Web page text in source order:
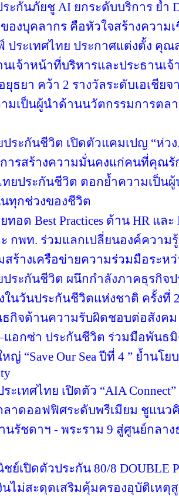
ะกันภัยชู AI ยกระดับบริการ ย้ำ
องบุคลากร คือหัวใจสร้างความ
ประเทศไทย ประกาศแต่งตั้ง คุ
นเจ้าหน้าที่บริหารและประธานเ
ธยา คว้า 2 รางวัลระดับเอเชียจา
มเป็นผู้นำด้านนวัตกรรมการตล
ประกันชีวิต เปิดตัวแคมเปญ “ห่ว
ารสร้างความมั่นคงแก่คนที่คุณรั
ทยประกันชีวิต ตอกย้ำความเป็น
นทุกช่วงของชีวิต
ทอด Best Practices ด้าน HR แล
กพท. ร่วมแลกเปลี่ยนองค์ความ
สร้างเครือข่ายความร่วมมือระห
ประกันชีวิต ผนึกกำลังภาคธุรกิจ
ในวันประกันชีวิตแห่งชาติ ครั้งที่
กิจด้านความรับผิดชอบต่อสังคม
แอกซ่า ประกันชีวิต ร่วมมือพันธ
ญ่ “Save Our Sea ปีที่ 4 ” ย้ำนโ
ระเทศไทย เปิดตัว “AIA
าดออฟฟิศระดับพรีเมียม ชูแนวคิด
นรัชดาฯ - พระราม 9 สู่ศูนย์กลา
ย์เปิดตัวประกัน 80/8 DOUBLE
นไม่สะดุดเสริมคุ้มครองอุบัติเหตุ